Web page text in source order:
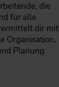
die
für alle
dir mit
Organisation,
Planung